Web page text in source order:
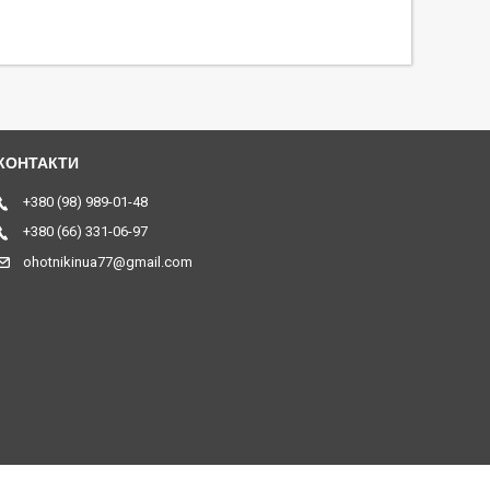
+380 (98) 989-01-48
+380 (66) 331-06-97
ohotnikinua77@gmail.com